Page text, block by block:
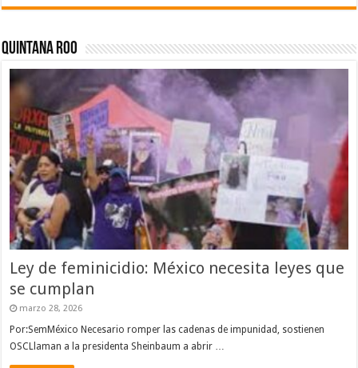
Quintana Roo
Ley de feminicidio: México necesita leyes que
se cumplan
marzo 28, 2026
Por:SemMéxico Necesario romper las cadenas de impunidad, sostienen
OSCLlaman a la presidenta Sheinbaum a abrir …